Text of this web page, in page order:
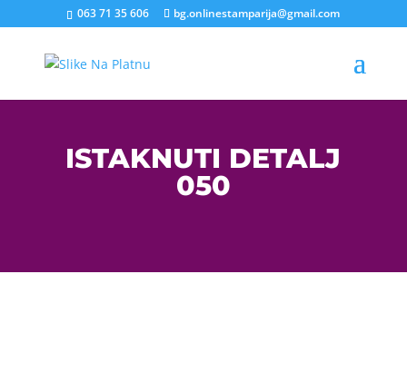
063 71 35 606 bg.onlinestamparija@gmail.com
ISTAKNUTI DETALJ
050